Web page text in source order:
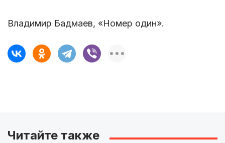
Владимир Бадмаев, «Номер один».
Читайте также